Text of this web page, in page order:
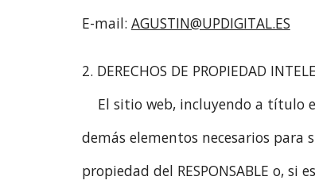
E-mail: AGUSTIN@UPDIGITAL.ES
2. DERECHOS DE PROPIEDAD
El sitio web, incluyendo a título
demás elementos necesarios
propiedad del RESPONSABLE o,